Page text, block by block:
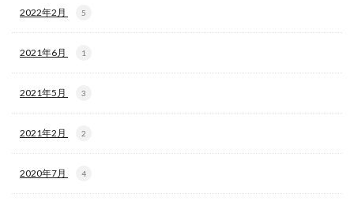
2022年2月 5
2021年6月 1
2021年5月 3
2021年2月 2
2020年7月 4